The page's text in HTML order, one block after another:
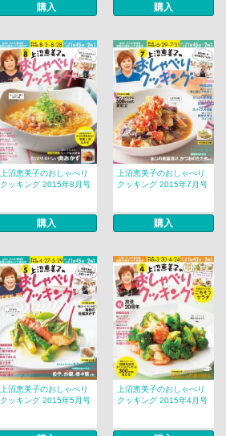
購入 購入
上沼恵美子のおしゃべり
クッキング 2015年8月号
購入
上沼恵美子のおしゃべり
クッキング 2015年7月号
購入
上沼恵美子のおしゃべり
クッキング 2015年5月号
上沼恵美子のおしゃべり
クッキング 2015年4月号